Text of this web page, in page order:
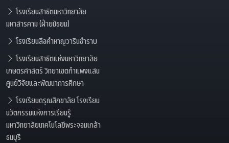
โรงเรียนสาธิตมหาวิทยาลัย
มหาสารคาม (ฝ่ายมัธยม)
โรงเรียนลือคำหาญวารินชำราบ
โรงเรียนสาธิตแห่งมหาวิทยาลัย
เกษตรศาสตร์ วิทยาเขตกำแพงแสน
ศูนย์วิจัยและพัฒนาการศึกษา
โรงเรียนดรุณสิกขาลัย โรงเรียน
นวัตกรรมแห่งการเรียนรู้
มหาวิทยาลัยเทคโนโลยีพระจอมเกล้า
ธนบุรี